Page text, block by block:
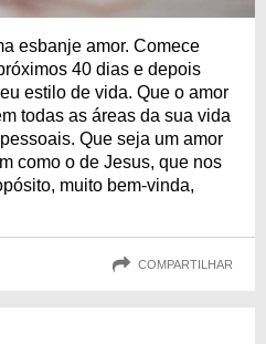
esbanje amor. Comece
40 dias e depois
estilo de vida. Que o amor
todas as áreas da sua vida
Que seja um amor
como o de Jesus, que nos
muito bem-vinda,
COMPARTILHAR